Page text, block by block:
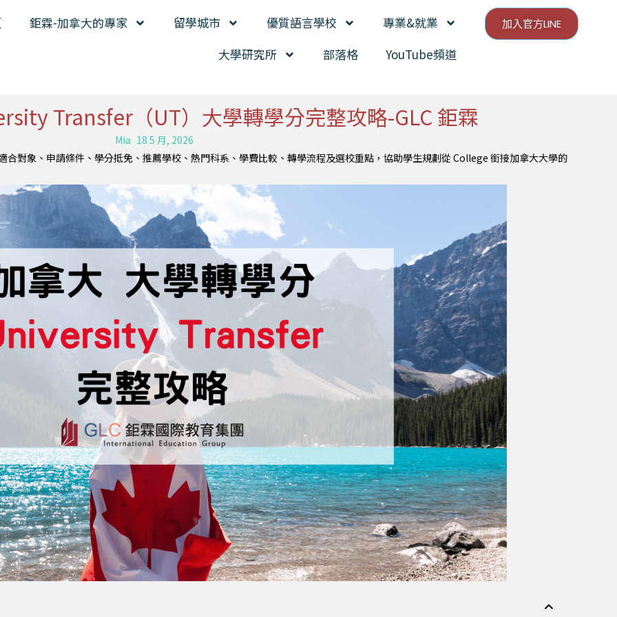
鉅霖-加拿大的專家 留學城市 優質語言學校
專業&就業
大學研究所
部落格 YouTube頻道
加入官方LINE
Transfer（UT）大學轉學分完整攻略-GLC 鉅霖
Mia 18 5 月, 2026
對象、申請條件、學分抵免、推薦學校、熱門科系、學費比較、轉學流程及選校重點，協助學生規劃從 College 銜接加拿大大學的